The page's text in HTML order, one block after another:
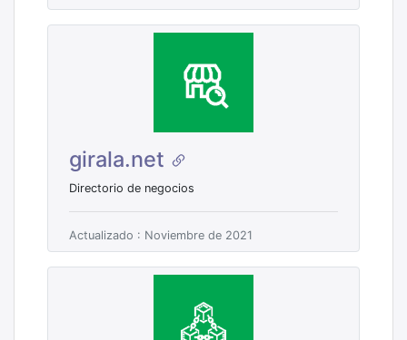
girala.net
Directorio de negocios
Actualizado : Noviembre de 2021